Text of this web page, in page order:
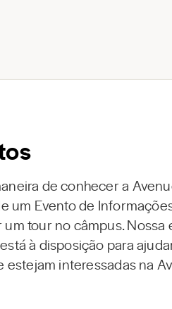
de conhecer a
um Evento de
tour no câmpus. Nossa
à disposição para
estejam interessadas na